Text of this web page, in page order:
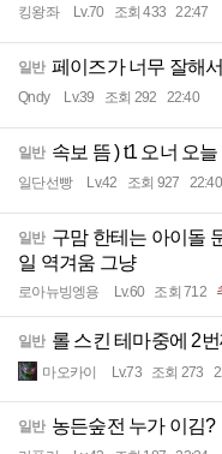
킹왕좌 Lv.70 조회 433 22:47
일반 페이즈가 너무 잘해
Qndy Lv.39 조회 292 22:40
일반 속보 뜸 ) t1 오너 오
일단선빵 Lv.42 조회 927 22:40
일반 구맘 한테는 아이돌
일 역겨움 그냥
로아뉴빙엥용 Lv.60 조회 712
일반 롤 스킨 테마중에 2
마오카이 Lv.73 조회 273
일반 농든숲전 누가 이김?